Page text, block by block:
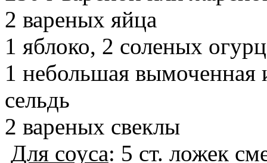
2 вареных яйца
1 яблоко, 2 соленых
1 небольшая вымоченная
сельдь
2 вареных свеклы
Для соуса: 5 ст. ложек